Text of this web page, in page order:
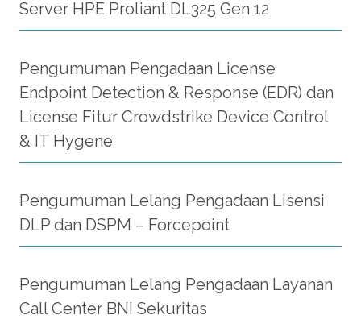
Server HPE Proliant DL325 Gen 12
Pengumuman Pengadaan License
Endpoint Detection & Response (EDR) dan
License Fitur Crowdstrike Device Control
& IT Hygene
Pengumuman Lelang Pengadaan Lisensi
DLP dan DSPM – Forcepoint
Pengumuman Lelang Pengadaan Layanan
Call Center BNI Sekuritas